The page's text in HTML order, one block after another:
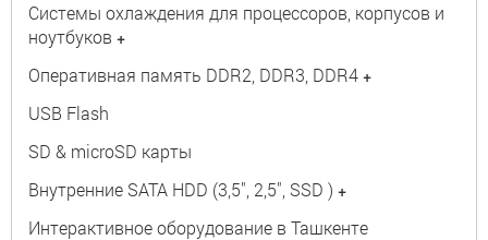
Системы охлаждения для процессоров, корпусов и
ноутбуков +
Оперативная память DDR2, DDR3, DDR4 +
USB Flash
SD & microSD карты
Внутренние SATA HDD (3,5", 2,5", SSD ) +
Интерактивное оборудование в Ташкенте